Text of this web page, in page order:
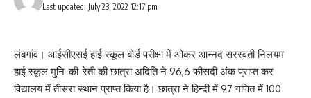
Last updated: July 23, 2022 12:17 pm
लंबगांव। आईसीएसई हाई स्कूल बोर्ड परीक्षा में ओंकर आन्नद सरस्वती निलयम
हाई स्कूल मुनि-की-रेती की छात्रा अदिति ने 96,6 फीसदी अंक प्राप्त कर
विद्यालय में तीसरा स्थान प्राप्त किया है। छात्रा ने हिन्दी में 97 गणित में 100